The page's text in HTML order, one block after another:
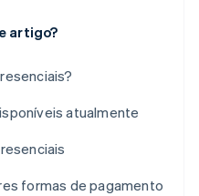
artigo?
atualmente
formas de pagamento